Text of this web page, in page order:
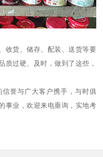
收货、储存、配装、送货等要
质过硬、及时，做到了这些，
誉与广大客户携手，与时俱
事业，欢迎来电垂询，实地考